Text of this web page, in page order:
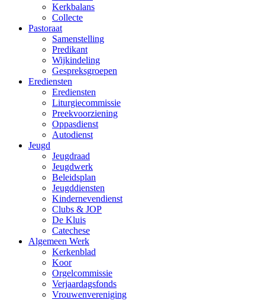
Kerkbalans
Collecte
Pastoraat
Samenstelling
Predikant
Wijkindeling
Gespreksgroepen
Erediensten
Erediensten
Liturgiecommissie
Preekvoorziening
Oppasdienst
Autodienst
Jeugd
Jeugdraad
Jeugdwerk
Beleidsplan
Jeugddiensten
Kindernevendienst
Clubs & JOP
De Kluis
Catechese
Algemeen Werk
Kerkenblad
Koor
Orgelcommissie
Verjaardagsfonds
Vrouwenvereniging